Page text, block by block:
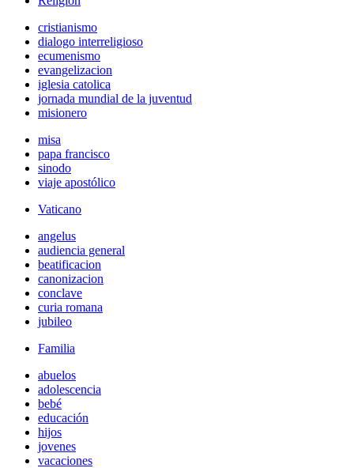
cristianismo
dialogo interreligioso
ecumenismo
evangelizacion
iglesia catolica
jornada mundial de la juventud
misionero
misa
papa francisco
sinodo
viaje apostólico
Vaticano
angelus
audiencia general
beatificacion
canonizacion
conclave
curia romana
jubileo
Familia
abuelos
adolescencia
bebé
educación
hijos
jovenes
vacaciones